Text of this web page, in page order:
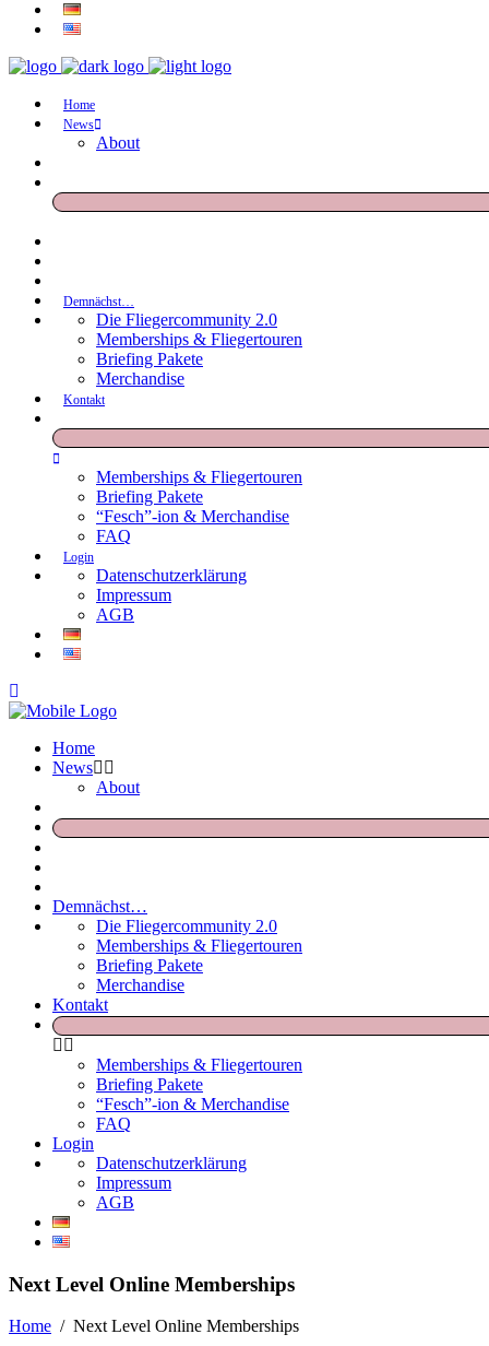
Home
News
About
Demnächst…
Die Fliegercommunity 2.0
Memberships & Fliegertouren
Briefing Pakete
Merchandise
Kontakt
Memberships & Fliegertouren
Briefing Pakete
“Fesch”-ion & Merchandise
FAQ
Login
Datenschutzerklärung
Impressum
AGB
Home
News
About
Demnächst…
Die Fliegercommunity 2.0
Memberships & Fliegertouren
Briefing Pakete
Merchandise
Kontakt
Memberships & Fliegertouren
Briefing Pakete
“Fesch”-ion & Merchandise
FAQ
Login
Datenschutzerklärung
Impressum
AGB
Next Level Online Memberships
Home / Next Level Online Memberships